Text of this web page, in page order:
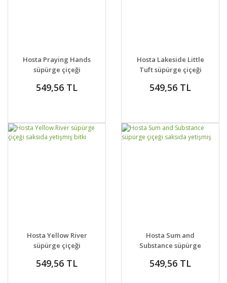
DETAYLAR SEPETE EKLE
Hosta Praying Hands
süpürge çiçeği
549,56 TL
DETAYLAR SEPETE EKLE
Hosta Lakeside Little
Tuft süpürge çiçeği
549,56 TL
DETAYLAR SEPETE EKLE
Hosta Yellow River
süpürge çiçeği
549,56 TL
DETAYLAR
VER
Hosta Sum and
Substance süpürge
yetişmiş
549,56 TL